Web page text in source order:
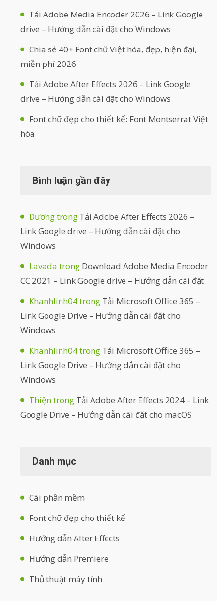
Tải Adobe Media Encoder 2026 – Link Google
drive – Hướng dẫn cài đặt cho Windows
Chia sẻ 40+ Font chữ Việt hóa, đẹp, hiện đại,
miễn phí 2026
Tải Adobe After Effects 2026 – Link Google
drive – Hướng dẫn cài đặt cho Windows
Font chữ đẹp cho thiết kế: Font Montserrat Việt
hóa
Bình luận gần đây
Dươngtrong Tải Adobe After Effects 2026 –
Link Google drive – Hướng dẫn cài đặt cho
Windows
Lavada trong Download Adobe Media Encoder
CC 2021 – Link Google drive – Hướng dẫn cài đặt
Khanhlinh04trong Tải Microsoft Office 365 –
Link Google Drive – Hướng dẫn cài đặt cho
Windows
Khanhlinh04trong Tải Microsoft Office 365 –
Link Google Drive – Hướng dẫn cài đặt cho
Windows
Thiệntrong Tải Adobe After Effects 2024 – Link
Google Drive – Hướng dẫn cài đặt cho macOS
Danh mục
Cài phần mềm
Font chữ đẹp cho thiết kế
Hướng dẫn After Effects
Hướng dẫn Premiere
Thủ thuật máy tính